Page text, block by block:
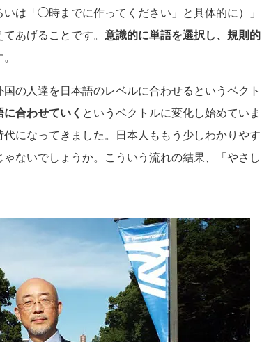
は「◯時までに作ってください」と具体的に）」
あげることです。 意識的に単語を選択し、規則的
の人達を日本語のレベルに合わせるというベクト
合わせていく というベクトルに変化し始めていま
になってきました。日本人ももう少しわかりやす
ないでしょうか。こういう流れの結果、「やさし